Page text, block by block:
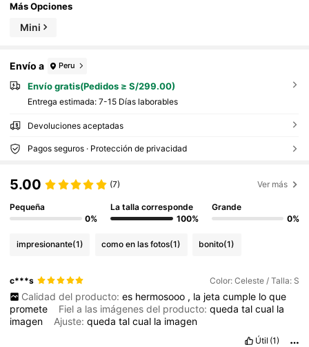
Más Opciones
Mini
Envío a Peru
Envío gratis(Pedidos ≥ S/299.00)
Entrega estimada: 7-15 Días laborables
Devoluciones aceptadas
Pagos seguros · Protección de privacidad
5.00 (7) Ver más
Pequeña
0%
La talla corresponde
100%
Grande
0%
impresionante(1) como en las fotos(1) bonito(1)
c***s Color: Celeste / Talla: S
Calidad del producto: es hermosooo , la jeta cumple lo que
promete
Fiel a las imágenes del producto:quedatalcual la
imagen
Ajuste:quedatalcual la imagen
Útil (1)